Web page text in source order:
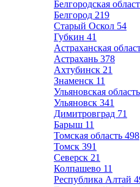
Белгородская
Белгород 219
Старый Оскол 54
Губкин 41
Астраханская
Астрахань 378
Ахтубинск 21
Знаменск 11
Ульяновская область
Ульяновск 341
Димитровград 71
Барыш 11
Томская область 498
Томск 391
Северск 21
Колпашево 11
Республика Алтай